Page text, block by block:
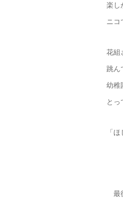
楽し
ニコ
花組
跳ん
幼稚
とっ
「
最